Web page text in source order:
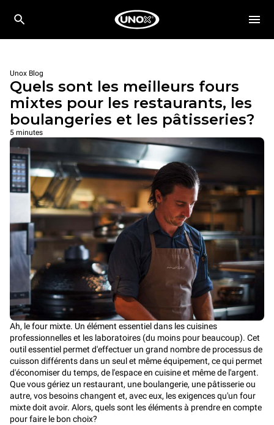
Unox Blog
Quels sont les meilleurs fours
mixtes pour les restaurants, les
boulangeries et les pâtisseries?
5 minutes
Ah, le four mixte. Un élément essentiel dans les cuisines
professionnelles et les laboratoires (du moins pour beaucoup). Cet
outil essentiel permet d'effectuer un grand nombre de processus de
cuisson différents dans un seul et même équipement, ce qui permet
d'économiser du temps, de l'espace en cuisine et même de l'argent.
Que vous gériez un restaurant, une boulangerie, une pâtisserie ou
autre, vos besoins changent et, avec eux, les exigences qu'un four
mixte doit avoir. Alors, quels sont les éléments à prendre en compte
pour faire le bon choix?